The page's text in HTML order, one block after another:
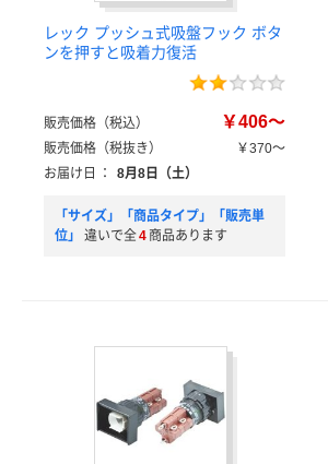
レック プッシュ式吸盤フック ボタ
ンを押すと吸着力復活
販売価格（税込） ￥406～
販売価格（税抜き）
￥370～
お届け日
： 8月8日（土）
「サイズ」「商品タイプ」「販売単
位」
違いで全4 商品あります